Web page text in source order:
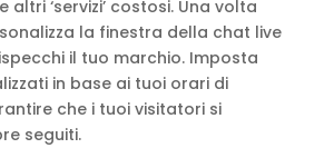
altri ‘servizi’ costosi. Una volta
la finestra della chat live
il tuo marchio. Imposta
in base ai tuoi orari di
che i tuoi visitatori si
seguiti.